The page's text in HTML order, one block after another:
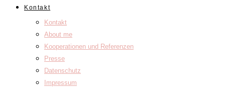
Kontakt
Kontakt
About me
Kooperationen und Referenzen
Presse
Datenschutz
Impressum